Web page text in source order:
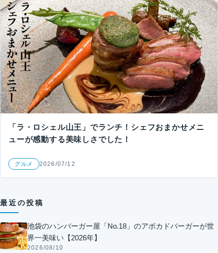
「ラ・ロシェル山王」でランチ！シェフおまかせメニ
ューが感動する美味しさでした！
グルメ 2026/07/12
最近の投稿
池袋のハンバーガー屋「No.18」のアボカドバーガーが世
界一美味い【2026年】
2026/08/10